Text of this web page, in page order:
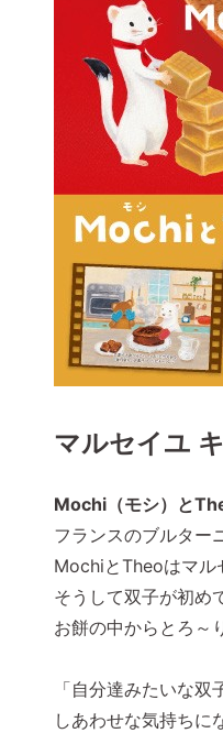
マルセイユ
Mochi（モシ）と
フランスのブルター
MochiとTheoはマル
そうして双子が初め
お餅の中からとろ～
「自分達みたいな
しあわせな気持ちに